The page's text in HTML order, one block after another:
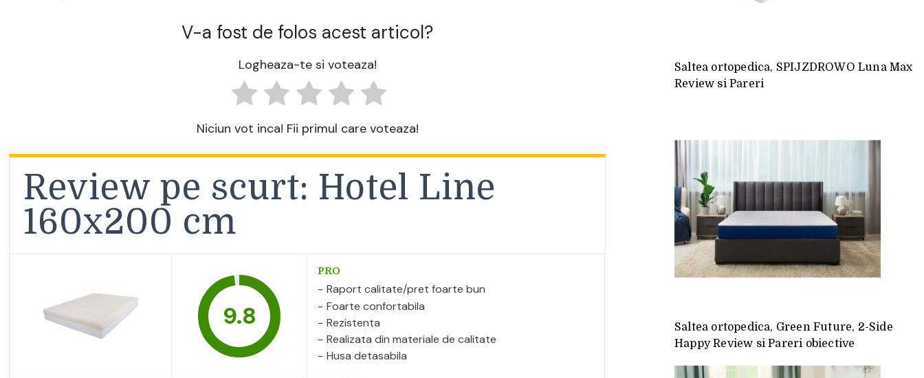
V-a fost de folos acest articol?
Logheaza-te si voteaza!
Niciun vot inca! Fii primul care voteaza!
Review pe scurt: Hotel Line
160x200 cm
9.8
PRO
Raport calitate/pret foarte bun
Foarte confortabila
Rezistenta
Realizata din materiale de calitate
Husa detasabila
Saltea ortopedica, SPIJZDROWO Luna Max
Review si Pareri
Saltea ortopedica, Green Future, 2-Side
Happy Review si Pareri obiective